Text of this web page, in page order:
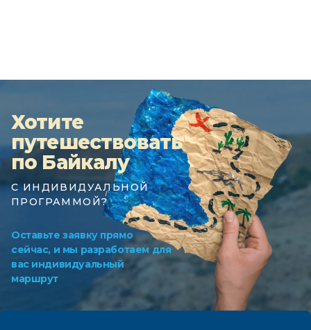
Хотите
путешествовать
по Байкалу
С ИНДИВИДУАЛЬНОЙ
ПРОГРАММОЙ?
Оставьте заявку прямо
сейчас, и мы разработаем для
вас индивидуальный
маршрут